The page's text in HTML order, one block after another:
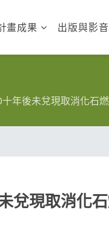
畫成果 出版與影音
年後未兌現取消化石
兌現取消化